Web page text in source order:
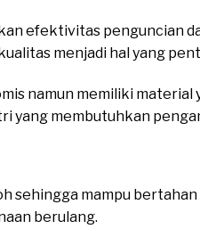
efektivitas penguncian
menjadi hal yang
namun memiliki material
yang membutuhkan
sehingga mampu
berulang.